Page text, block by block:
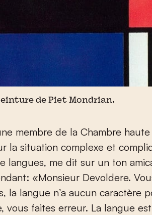
de Piet Mondrian.
membre de la Chambre
la situation complexe et
langues, me dit sur un ton
«Monsieur Devoldere.
la langue n’a aucun caractère
vous faites erreur. La langue